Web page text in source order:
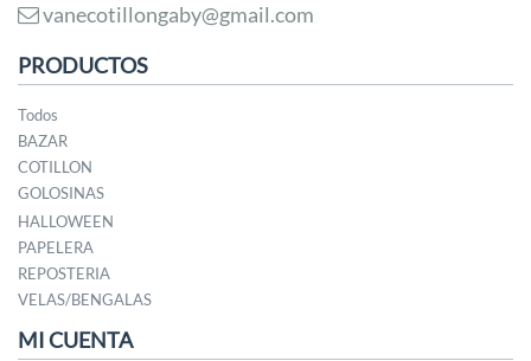
vanecotillongaby@gmail.com
PRODUCTOS
Todos
BAZAR
COTILLON
GOLOSINAS
HALLOWEEN
PAPELERA
REPOSTERIA
VELAS/BENGALAS
MI CUENTA